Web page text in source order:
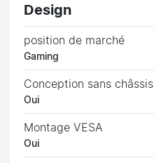
Design
position de marché
Gaming
Conception sans châssis
Oui
Montage VESA
Oui